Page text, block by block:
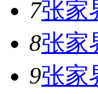
7张家
8张家
9张家